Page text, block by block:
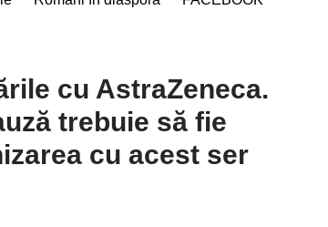
cu AstraZeneca.
trebuie să fie
cu acest ser